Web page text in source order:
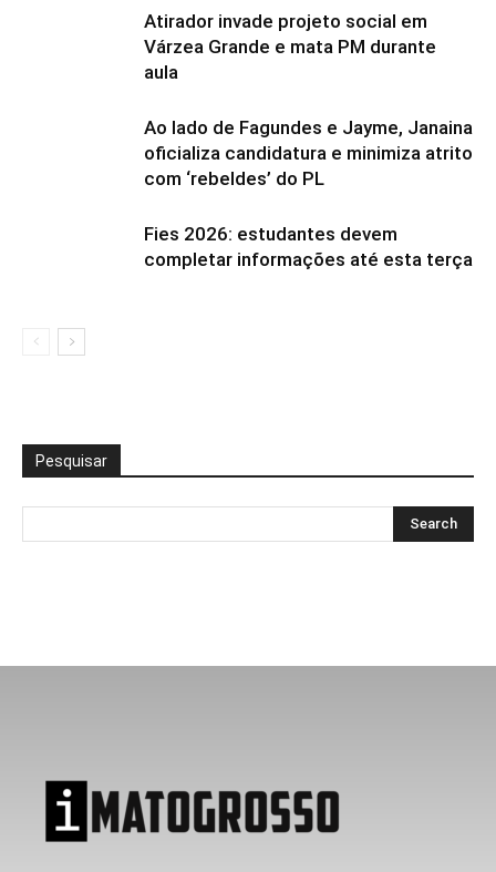
Atirador invade projeto social em
Várzea Grande e mata PM durante
aula
Ao lado de Fagundes e Jayme, Janaina
oficializa candidatura e minimiza atrito
com ‘rebeldes’ do PL
Fies 2026: estudantes devem
completar informações até esta terça
Pesquisar